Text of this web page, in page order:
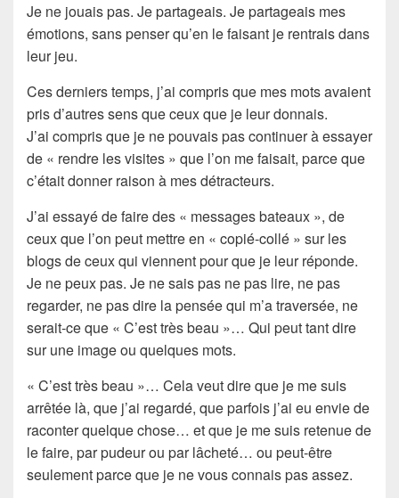
Je ne jouais pas. Je partageais. Je partageais mes
émotions, sans penser qu’en le faisant je rentrais dans
leur jeu.
Ces derniers temps, j’ai compris que mes mots avaient
pris d’autres sens que ceux que je leur donnais.
J’ai compris que je ne pouvais pas continuer à essayer
de « rendre les visites » que l’on me faisait, parce que
c’était donner raison à mes détracteurs.
J’ai essayé de faire des « messages bateaux », de
ceux que l’on peut mettre en « copié-collé » sur les
blogs de ceux qui viennent pour que je leur réponde.
Je ne peux pas. Je ne sais pas ne pas lire, ne pas
regarder, ne pas dire la pensée qui m’a traversée, ne
serait-ce que « C’est très beau »… Qui peut tant dire
sur une image ou quelques mots.
« C’est très beau »… Cela veut dire que je me suis
arrêtée là, que j’ai regardé, que parfois j’ai eu envie de
raconter quelque chose… et que je me suis retenue de
le faire, par pudeur ou par lâcheté… ou peut-être
seulement parce que je ne vous connais pas assez.